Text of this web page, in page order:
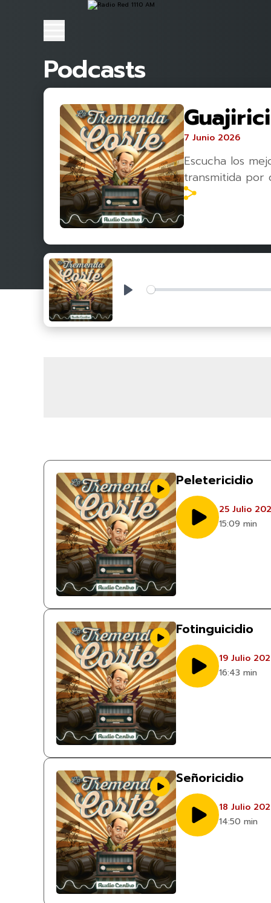
Podcasts
7 Junio 2026
Escucha los
transmitida por
Play
Peletericidio
25 Julio
15:09 min
Fotinguicidio
19 Julio
16:43 min
Señoricidio
18 Julio
14:50 min